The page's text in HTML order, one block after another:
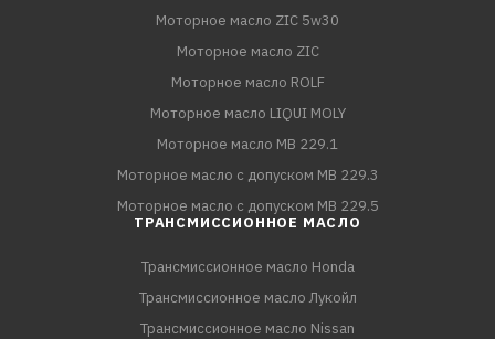
Моторное масло ZIC 5w30
Моторное масло ZIC
Моторное масло ROLF
Моторное масло LIQUI MOLY
Моторное масло MB 229.1
Моторное масло с допуском MB 229.3
Моторное масло с допуском MB 229.5
ТРАНСМИССИОННОЕ МАСЛО
Трансмиссионное масло Honda
Трансмиссионное масло Лукойл
Трансмиссионное масло Nissan